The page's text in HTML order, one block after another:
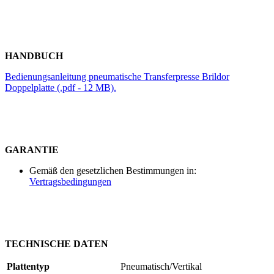
HANDBUCH
Bedienungsanleitung pneumatische Transferpresse Brildor
Doppelplatte (.pdf - 12 MB).
GARANTIE
Gemäß den gesetzlichen Bestimmungen in:
Vertragsbedingungen
TECHNISCHE DATEN
Plattentyp
Pneumatisch/Vertikal